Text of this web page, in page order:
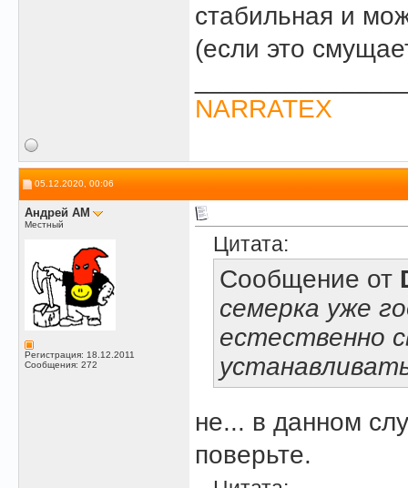
стабильная и
(если это
NARRATEX
05.12.2020, 00:06
Андрей АМ
Местный
Регистрация: 18.12.2011
Сообщения: 272
Цитата:
Сообщение от
семерка уже
естественно
не... в данном
поверьте.